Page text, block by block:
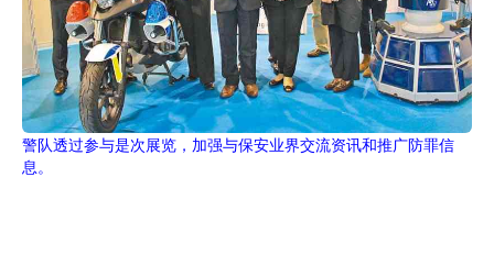
警队透过参与是次展览，加强与保安业界交流资讯和推广防罪信
息。